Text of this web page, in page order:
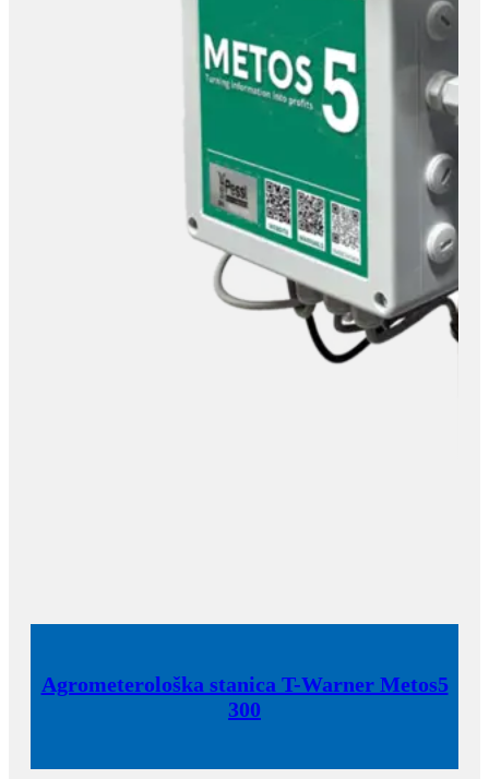
Agrometerološka stanica T-Warner Metos5
300